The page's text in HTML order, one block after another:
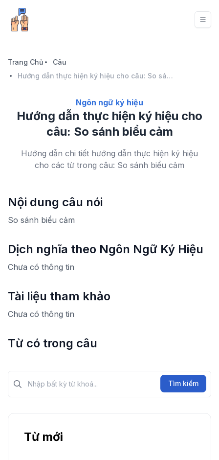
Trang Chủ
Câu
Hướng dẫn thực hiện ký hiệu cho câu: So sánh biểu cảm
Ngôn ngữ ký hiệu
Hướng dẫn thực hiện ký hiệu cho
câu: So sánh biểu cảm
Hướng dẫn chi tiết hướng dẫn thực hiện ký hiệu
cho các từ trong câu: So sánh biểu cảm
Nội dung câu nói
So sánh biểu cảm
Dịch nghĩa theo Ngôn Ngữ Ký Hiệu
Chưa có thông tin
Tài liệu tham khảo
Chưa có thông tin
Từ có trong câu
Tìm kiếm?>
Tìm kiếm
Từ mới